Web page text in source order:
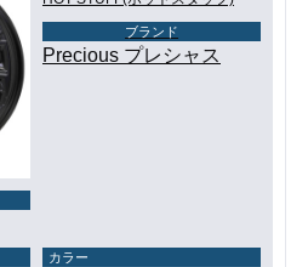
ブランド
Precious プレシャス
カラー